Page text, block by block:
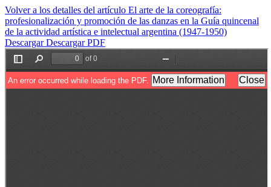
Volver a los detalles del artículo El arte de la coreografía:
profesionalización y promoción de las danzas en la Guía quincenal
de la actividad artística e intelectual argentina (1947-1950)
DescargarDescargar PDF